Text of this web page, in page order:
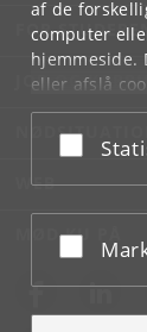
af de
computer
hjemmeside.
eller afslå
under
bunden af
FOR
JOB OG
WEB
MØD KU PÅ